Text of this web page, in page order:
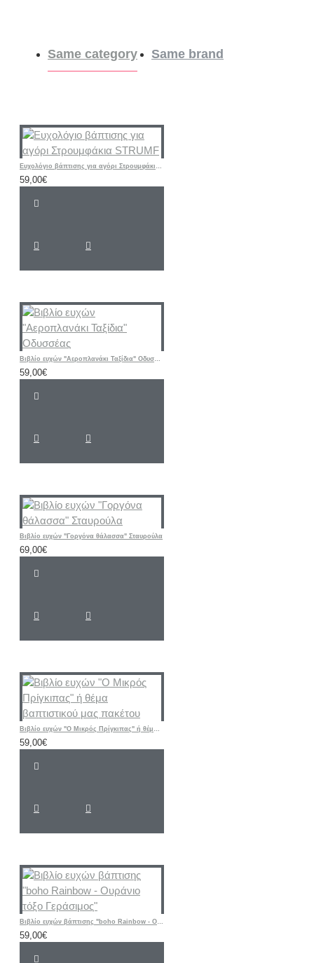
Same category Same brand
Ευχολόγιο βάπτισης για αγόρι Στρουμφάκια STRUMF
59,00€
Βιβλίο ευχών "Αεροπλανάκι Ταξίδια" Οδυσσέας
59,00€
Βιβλίο ευχών "Γοργόνα θάλασσα" Σταυρούλα
69,00€
Βιβλίο ευχών "Ο Μικρός Πρίγκιπας" ή θέμα βαπτιστικού μας πακέτου
59,00€
Βιβλίο ευχών βάπτισης "boho Rainbow - Ουράνιο τόξο Γεράσιμος"
59,00€